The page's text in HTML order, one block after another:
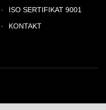
ISO SERTIFIKAT 9001
KONTAKT